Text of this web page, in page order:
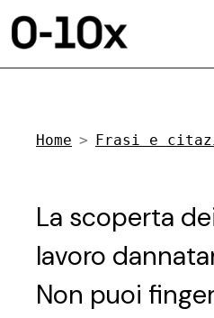
Home Frasi e
La scoperta
lavoro
Non puoi